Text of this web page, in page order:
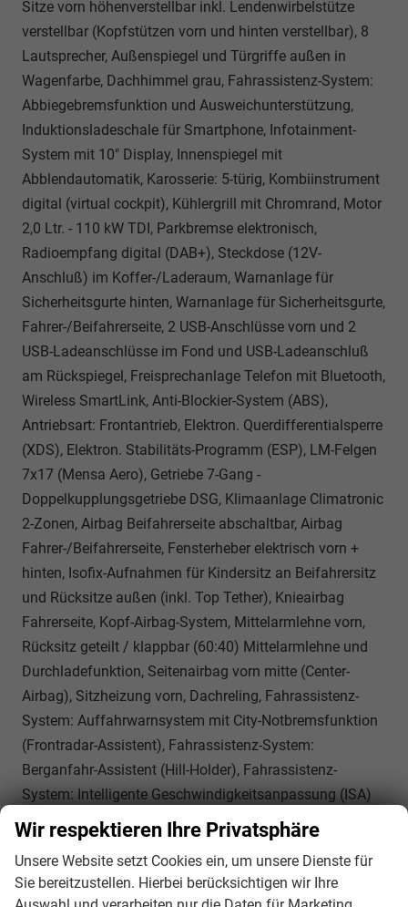
Sitze vorn höhenverstellbar inkl. Lendenwirbelstütze
verstellbar (Kopfstützen vorn und hinten verstellbar), 8
Lautsprecher, Außenspiegel und Türgriffe außen in
Wagenfarbe, Dachhimmel grau, Fahrassistenz-System:
Abbiegebremsfunktion und Ausweichunterstützung,
Induktionsladeschale für Smartphone, Infotainment-
System mit 10" Display, Innenspiegel mit
Abblendautomatik, Karosserie: 5-türig, Kombiinstrument
digital (virtual cockpit), Kühlergrill mit Chromrand, Motor
2,0 Ltr. - 110 kW TDI, Parkbremse elektronisch,
Radioempfang digital (DAB+), Steckdose (12V-
Anschluß) im Koffer-/Laderaum, Warnanlage für
Sicherheitsgurte hinten, Warnanlage für Sicherheitsgurte,
Fahrer-/Beifahrerseite, 2 USB-Anschlüsse vorn und 2
USB-Ladeanschlüsse im Fond und USB-Ladeanschluß
am Rückspiegel, Freisprechanlage Telefon mit Bluetooth,
Wireless SmartLink, Anti-Blockier-System (ABS),
Antriebsart: Frontantrieb, Elektron. Querdifferentialsperre
(XDS), Elektron. Stabilitäts-Programm (ESP), LM-Felgen
7x17 (Mensa Aero), Getriebe 7-Gang -
Doppelkupplungsgetriebe DSG, Klimaanlage Climatronic
2-Zonen, Airbag Beifahrerseite abschaltbar, Airbag
Fahrer-/Beifahrerseite, Fensterheber elektrisch vorn +
hinten, Isofix-Aufnahmen für Kindersitz an Beifahrersitz
und Rücksitze außen (inkl. Top Tether), Knieairbag
Fahrerseite, Kopf-Airbag-System, Mittelarmlehne vorn,
Rücksitz geteilt / klappbar (60:40) Mittelarmlehne und
Durchladefunktion, Seitenairbag vorn mitte (Center-
Airbag), Sitzheizung vorn, Dachreling, Fahrassistenz-
System: Auffahrwarnsystem mit City-Notbremsfunktion
(Frontradar-Assistent), Fahrassistenz-System:
Berganfahr-Assistent (Hill-Holder), Fahrassistenz-
System: Intelligente Geschwindigkeitsanpassung (ISA)
inkl. Speed-Limiter, Fahrassistenz-System:
Verkehrszeichenerkennung, Servolenkung elektronisch
(Servotronic), Außenspiegel elektr. anklappbar,
Außenspiegel elektr. verstell- und heizbar, Außenspiegel
Wir respektieren Ihre Privatsphäre
Unsere Website setzt Cookies ein, um unsere Dienste für
Sie bereitzustellen. Hierbei berücksichtigen wir Ihre